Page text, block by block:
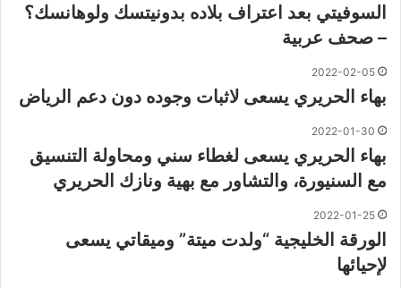
السوفيتي بعد اعتراف بلاده بدونيتسك ولوهانسك؟
– صحف عربية
2022-02-05
بهاء الحريري يسعى لاثبات وجوده دون دعم الرياض
2022-01-30
بهاء الحريري يسعى لغطاء سني ومحاولة التنسيق
مع السنيورة، والتشاور مع بهية ونازك الحريري
2022-01-25
الورقة الخليجية “ولدت ميتة” وميقاتي يسعى
لإحيائها